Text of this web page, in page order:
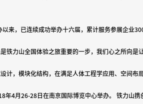
以来，已连续成功举办十六届，累计服务参展企业
铁力山全国体验之旅重要的一步，我们心之所向是
计，模块化结构，在满足人体工程学应用、空间布
年4月26-28 日在南京国际博览中心举办。 铁力山携